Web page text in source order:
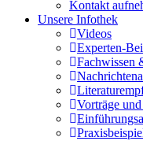
Kontakt
Unsere Infothek
Videos
Experten-
Fachwissen
Vorträge